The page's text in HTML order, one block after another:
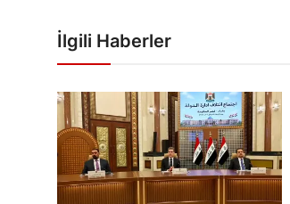
İlgili Haberler